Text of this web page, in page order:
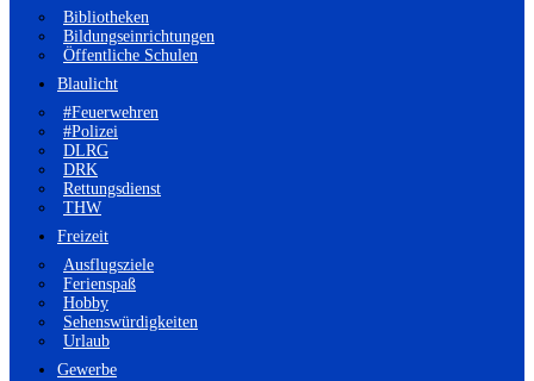
Bibliotheken
Bildungseinrichtungen
Öffentliche Schulen
Blaulicht
#Feuerwehren
#Polizei
DLRG
DRK
Rettungsdienst
THW
Freizeit
Ausflugsziele
Ferienspaß
Hobby
Sehenswürdigkeiten
Urlaub
Gewerbe